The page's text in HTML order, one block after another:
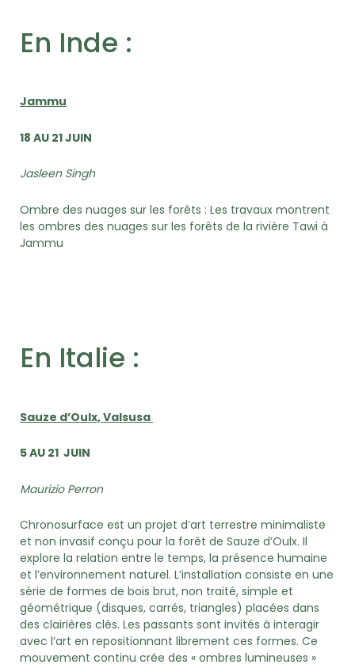
En Inde :
Jammu
18 AU 21 JUIN
Jasleen Singh
Ombre des nuages sur les forêts : Les travaux montrent
les ombres des nuages sur les forêts de la rivière Tawi à
Jammu
En Italie :
Sauze d’Oulx, Valsusa
5 AU 21 JUIN
Maurizio Perron
Chronosurface est un projet d’art terrestre minimaliste
et non invasif conçu pour la forêt de Sauze d’Oulx. Il
explore la relation entre le temps, la présence humaine
et l’environnement naturel. L’installation consiste en une
série de formes de bois brut, non traité, simple et
géométrique (disques, carrés, triangles) placées dans
des clairières clés. Les passants sont invités à interagir
avec l’art en repositionnant librement ces formes. Ce
mouvement continu crée des « ombres lumineuses »